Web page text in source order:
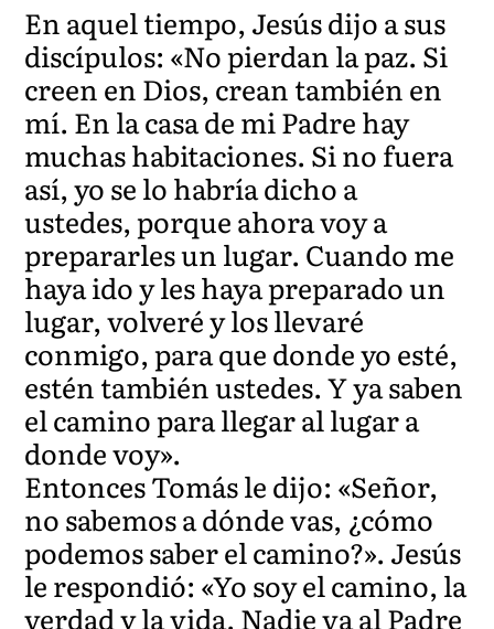
En aquel tiempo, Jesús dijo a sus
discípulos: «No pierdan la paz. Si
creen en Dios, crean también en
mí. En la casa de mi Padre hay
muchas habitaciones. Si no fuera
así, yo se lo habría dicho a
ustedes, porque ahora voy a
prepararles un lugar. Cuando me
haya ido y les haya preparado un
lugar, volveré y los llevaré
conmigo, para que donde yo esté,
estén también ustedes. Y ya saben
el camino para llegar al lugar a
donde voy».
Entonces Tomás le dijo: «Señor,
no sabemos a dónde vas, ¿cómo
podemos saber el camino?». Jesús
le respondió: «Yo soy el camino, la
verdad y la vida. Nadie va al Padre